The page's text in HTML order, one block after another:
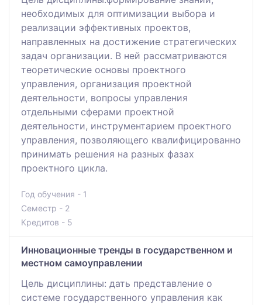
необходимых для оптимизации выбора и
реализации эффективных проектов,
направленных на достижение стратегических
задач организации. В ней рассматриваются
теоретические основы проектного
управления, организация проектной
деятельности, вопросы управления
отдельными сферами проектной
деятельности, инструментарием проектного
управления, позволяющего квалифицированно
принимать решения на разных фазах
проектного цикла.
Год обучения - 1
Семестр - 2
Кредитов - 5
Инновационные тренды в государственном и
местном самоуправлении
Цель дисциплины: дать представление о
систeме госудaрствeнного упрaвлeния как